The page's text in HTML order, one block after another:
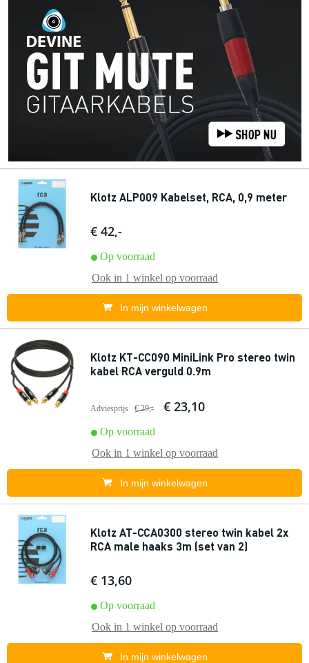
Klotz ALP009 Kabelset, RCA, 0,9 meter
€ 42,-
Op voorraad
Ook in 1 winkel op voorraad
In mijn winkelwagen
Klotz KT-CC090 MiniLink Pro stereo twin
kabel RCA verguld 0.9m
Adviesprijs € 29,- € 23,10
Op voorraad
Ook in 1 winkel op voorraad
In mijn winkelwagen
Klotz AT-CCA0300 stereo twin kabel 2x
RCA male haaks 3m (set van 2)
€ 13,60
Op voorraad
Ook in 1 winkel op voorraad
In mijn winkelwagen